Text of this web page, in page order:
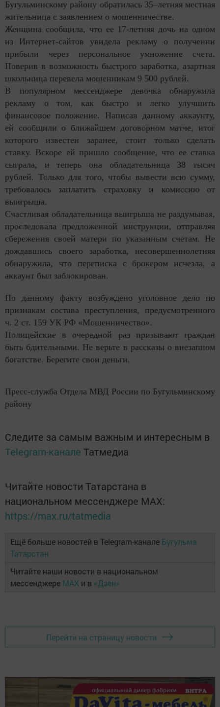
Бугульминскому району обратилась 35–летняя местная
жительница с заявлением о мошенничестве.
Женщина сообщила, что ее 17-летняя дочь на одном
из Интернет-сайтов увидела рекламу о получении
прибыли через персональное умножение счета.
Поверив в возможность быстрого заработка, азартная
школьница перевела мошенникам 9 500 рублей.
В популярном мессенджере девочка обнаружила
рекламу о том, как быстро и легко улучшить
финансовое положение. Написав данному аккаунту,
ей сообщили о ближайшем договорном матче, итог
которого известен заранее, стоит только сделать
ставку. Вскоре ей пришло сообщение, что ее ставка
сыграла, и теперь она обладательница 38 тысяч
рублей. Только для того, чтобы вывести всю сумму,
требовалось заплатить страховку и комиссию от
выигрыша.
Счастливая обладательница выигрыша не раздумывая,
проследовала предложенной инструкции, отправляя
сбережения своей матери по указанным счетам. Не
дождавшись своего заработка, несовершеннолетняя
обнаружила, что переписка с брокером исчезла, а
аккаунт был заблокирован.
По данному факту возбуждено уголовное дело по
признакам состава преступления, предусмотренного
ч. 2 ст. 159 УК РФ «Мошенничество».
Полицейские в очередной раз призывают граждан
быть бдительными. Не верьте в рассказы о внезапном
богатстве. Берегите свои деньги.
Пресс-служба Отдела МВД России по Бугульминскому
району
Следите за самым важным и интересным в
Telegram-канале Татмедиа
Читайте новости Татарстана в
национальном мессенджере MАХ:
https://max.ru/tatmedia
Ещё больше новостей в Telegram-канале Бугульма
Татарстан
Читайте наши новости в национальном
мессенджере MAX и в «Дзен»
Перейти на страницу новости